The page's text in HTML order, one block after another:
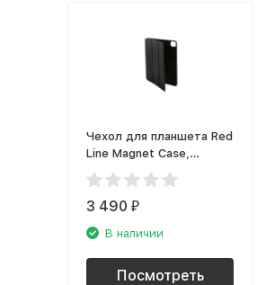
Чехол для планшета Red
Line Magnet Case,
черный УТ000018693
3 490₽
В наличии
Посмотреть